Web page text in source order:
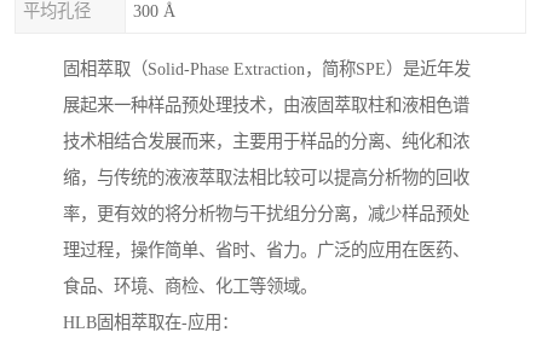
平均孔径 300 Å
固相萃取（Solid-Phase Extraction，简称SPE）是近年发
展起来一种样品预处理技术，由液固萃取柱和液相色谱
技术相结合发展而来，主要用于样品的分离、纯化和浓
缩，与传统的液液萃取法相比较可以提高分析物的回收
率，更有效的将分析物与干扰组分分离，减少样品预处
理过程，操作简单、省时、省力。广泛的应用在医药、
食品、环境、商检、化工等领域。
HLB固相萃取在-应用：